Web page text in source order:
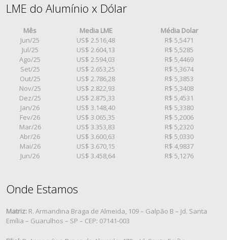
LME do Alumínio x Dólar
Mês Media LME
Média Dolar
Jun/25
US$ 2.516,48
R$ 5,5471
Jul/25
US$ 2.604,13
R$ 5,5285
Ago/25
US$ 2.594,03
R$ 5,4469
Set/25
US$ 2.653,25
R$ 5,3674
Out/25
US$ 2.786,28
R$ 5,3853
Nov/25
US$ 2.822,93
R$ 5,3408
Dez/25
US$ 2.875,33
R$ 5,4531
Jan/26
US$ 3.148,40
R$ 5,3380
Fev/26
US$ 3.065,35
R$ 5,2006
Mar/26
US$ 3.353,83
R$ 5,2320
Abr/26
US$ 3.600,63
R$ 5,0330
Mai/26
US$ 3.670,15
R$ 4,9837
Jun/26
US$ 3.458,64 R$ 5,1276
Onde Estamos
Matriz: R. Armandina Braga de Almeida, 109 – Galpão B – Jd. Santa
Emília – Guarulhos – SP – CEP: 07141-003